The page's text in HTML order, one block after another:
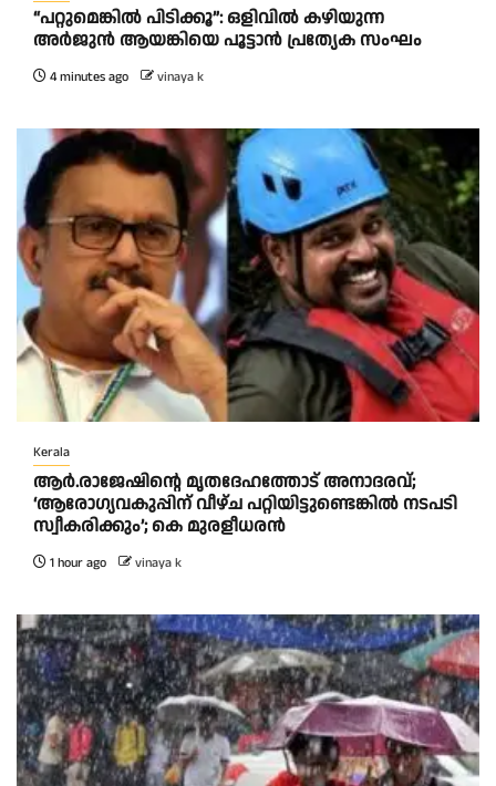
“പറ്റുമെങ്കിൽ പിടിക്കൂ”: ഒളിവിൽ കഴിയുന്ന
അർജുൻ ആയങ്കിയെ പൂട്ടാൻ പ്രത്യേക സംഘം
4 minutes ago vinaya k
Kerala
ആര്‍.രാജേഷിന്റെ മൃതദേഹത്തോട് അനാദരവ്;
‘ആരോഗ്യവകുപ്പിന് വീഴ്ച പറ്റിയിട്ടുണ്ടെങ്കില്‍ നടപടി
സ്വീകരിക്കും’; കെ മുരളീധരന്‍
1 hour ago vinaya k